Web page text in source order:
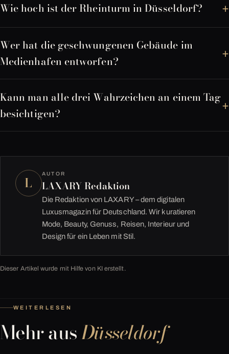
Wie hoch ist der Rheinturm in Düsseldorf?
Wer hat die geschwungenen Gebäude im
Medienhafen entworfen?
Kann man alle drei Wahrzeichen an einem Tag
besichtigen?
L AUTOR
LAXARY Redaktion
Die Redaktion von LAXARY – dem digitalen
Luxusmagazin für Deutschland. Wir kuratieren
Mode, Beauty, Genuss, Reisen, Interieur und
Design für ein Leben mit Stil.
Dieser Artikel wurde mit Hilfe von KI erstellt.
WEITERLESEN
Mehr ausDüsseldorf